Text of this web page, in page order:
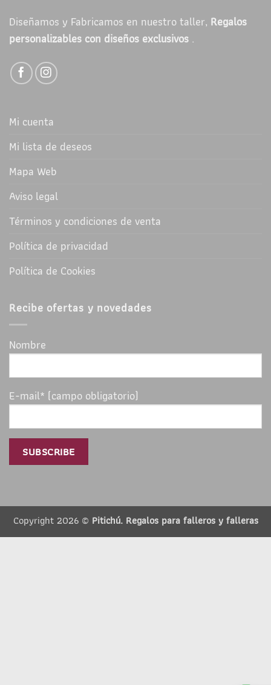
Diseñamos y Fabricamos en nuestro taller, Regalos
personalizables con diseños exclusivos .
Mi cuenta
Mi lista de deseos
Mapa Web
Aviso legal
Términos y condiciones de venta
Política de privacidad
Política de Cookies
Recibe ofertas y novedades
Nombre
E-mail* (campo obligatorio)
Copyright 2026 © Pitichú. Regalos para falleros y falleras